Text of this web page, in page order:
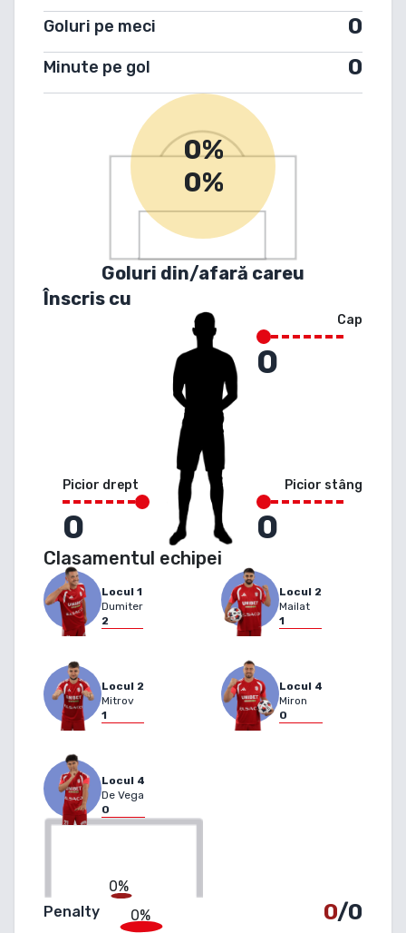
Goluri pe meci 0
Minute pe gol 0
0%
0%
Goluri din/afară careu
Înscris cu
Picior drept
0
Cap
0
Picior stâng
0
Clasamentul echipei
Locul 1
Dumiter
2
Locul 2
Mailat
1
Locul 2
Mitrov
1
Locul 4
Miron
0
Locul 4
De Vega
0
0%
0%
Penalty 0/0